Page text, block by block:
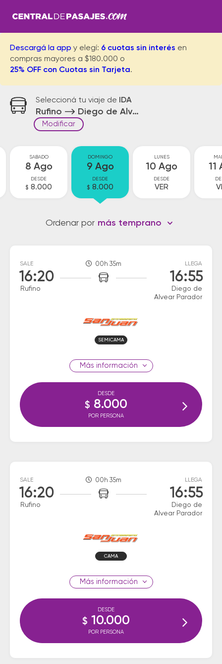
Descargá la app y elegí: 6 cuotas sin interés en
compras mayores a $180.000 o
25% OFF con Cuotas sin Tarjeta.
Seleccioná tu viaje de IDA
Rufino Diego de Alvear Parador
Modificar
SABADO
8 Ago
DESDE
$ 8.000
DOMINGO
9 Ago
DESDE
$ 8.000
LUNES
10 Ago
DESDE
VER
11
Ordenar por más temprano
SALE
16:20
Rufino
00h 35m LLEGA
16:55
Diego de
Alvear Parador
SEMICAMA
información
DESDE
$ 8.000
POR PERSONA
SALE
16:20
Rufino
00h 35m LLEGA
16:55
Diego de
Alvear Parador
CAMA
información
DESDE
$ 10.000
POR PERSONA